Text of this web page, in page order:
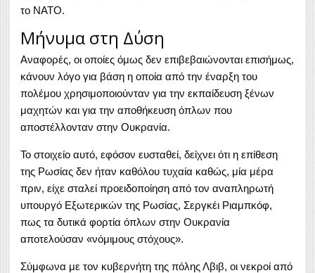
το ΝΑΤΟ.
Μήνυμα στη Δύση
Αναφορές, οι οποίες όμως δεν επιβεβαιώνονται επισήμως,
κάνουν λόγο για βάση η οποία από την έναρξη του
πολέμου χρησιμοποιούνταν για την εκπαίδευση ξένων
μαχητών και για την αποθήκευση όπλων που
αποστέλλονταν στην Ουκρανία.
Το στοιχείο αυτό, εφόσον ευσταθεί, δείχνει ότι η επίθεση
της Ρωσίας δεν ήταν καθόλου τυχαία καθώς, μία μέρα
πριν, είχε σταλεί προειδοποίηση από τον αναπληρωτή
υπουργό Εξωτερικών της Ρωσίας, Σεργκέι Ριαμπκόφ,
πως τα δυτικά φορτία όπλων στην Ουκρανία
αποτελούσαν «νόμιμους στόχους».
Σύμφωνα με τον κυβερνήτη της πόλης Λβιβ, οι νεκροί από